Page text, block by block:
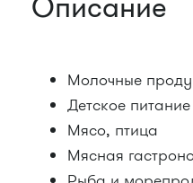
Описание
Молочные
Детское питание
Мясо, птица
Мясная